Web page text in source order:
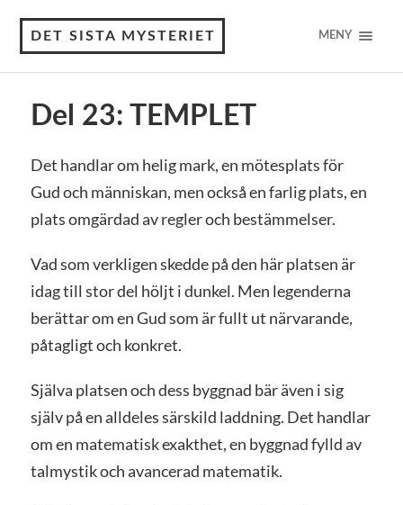
DET SISTA MYSTERIET MENY
Del 23: TEMPLET
Det handlar om helig mark, en mötesplats för
Gud och människan, men också en farlig plats, en
plats omgärdad av regler och bestämmelser.
Vad som verkligen skedde på den här platsen är
idag till stor del höljt i dunkel. Men legenderna
berättar om en Gud som är fullt ut närvarande,
påtagligt och konkret.
Själva platsen och dess byggnad bär även i sig
själv på en alldeles särskild laddning. Det handlar
om en matematisk exakthet, en byggnad fylld av
talmystik och avancerad matematik.